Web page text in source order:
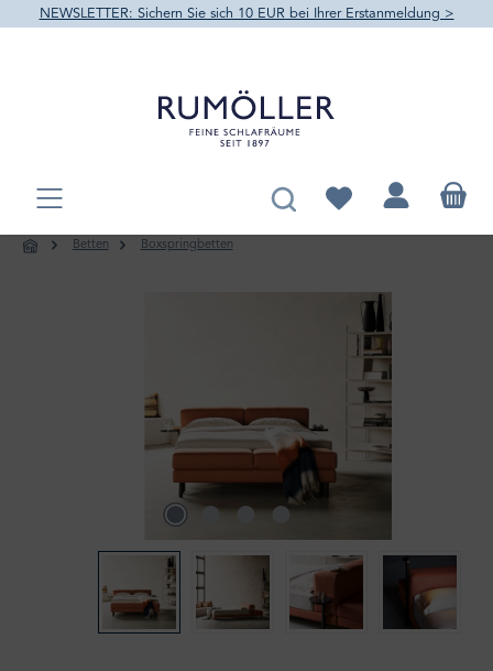
springen
NEWSLETTER: Sichern Sie sich 10 EUR bei Ihrer Erstanmeldung >
Du hast 0 Produkte
Betten Boxspringbetten